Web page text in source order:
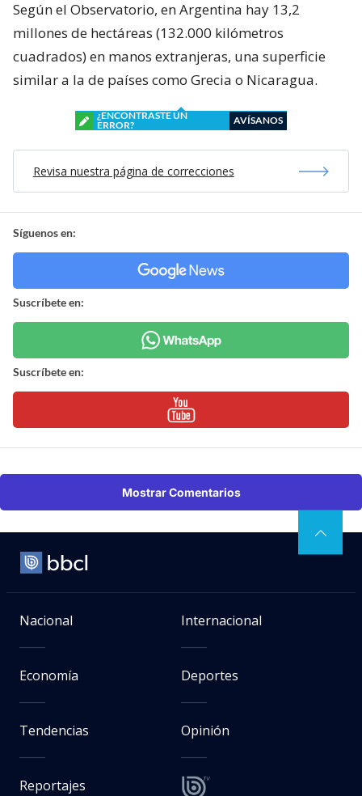
Según el Observatorio, en Argentina hay 13,2
millones de hectáreas (132.000 kilómetros
cuadrados) en manos extranjeras, una superficie
similar a la de países como Grecia o Nicaragua.
¿ENCONTRASTE UN
ERROR?
AVÍSANOS
Revisa nuestra página de correcciones
Síguenos en:
Suscríbete en:
Suscríbete en:
Mostrar Comentarios
Nacional Internacional
Economía Deportes
Tendencias Opinión
Reportajes